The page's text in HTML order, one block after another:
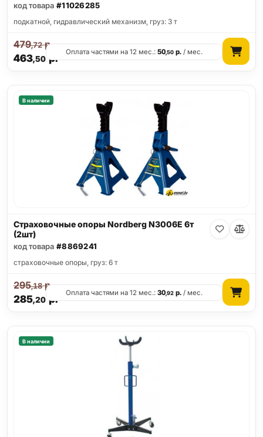
код товара #11026285
подкатной, гидравлический механизм, груз: 3 т
463,50р.
479,72р.
Оплата частями на 12 мес.:50,50 р. / мес.
В наличии
Страховочные опоры Nordberg N3006E 6т
(2шт)
код товара #8869241
страховочные опоры, груз: 6 т
285,20р.
295,18р.
Оплата частями на 12 мес.:30,92 р. / мес.
В наличии